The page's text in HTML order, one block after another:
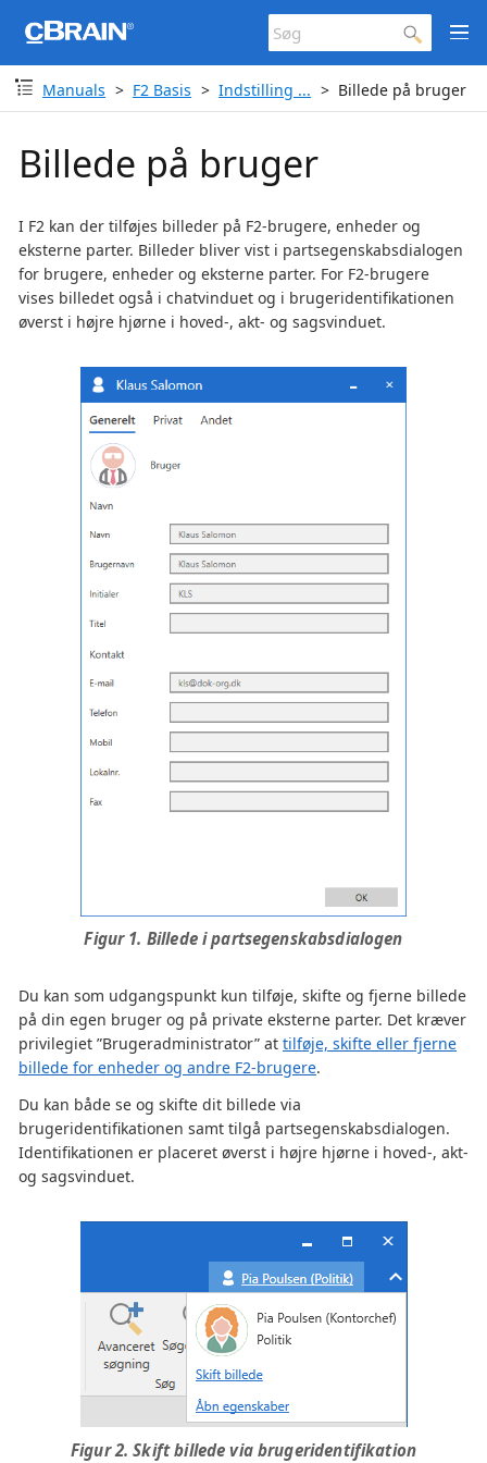
Manuals F2 Basis Indstilling ... Billede på bruger
Billede på bruger
I F2 kan der tilføjes billeder på F2-brugere, enheder og
eksterne parter. Billeder bliver vist i partsegenskabsdialogen
for brugere, enheder og eksterne parter. For F2-brugere
vises billedet også i chatvinduet og i brugeridentifikationen
øverst i højre hjørne i hoved-, akt- og sagsvinduet.
Figur 1. Billede i partsegenskabsdialogen
Du kan som udgangspunkt kun tilføje, skifte og fjerne billede
på din egen bruger og på private eksterne parter. Det kræver
privilegiet ”Brugeradministrator” at tilføje, skifte eller fjerne
billede for enheder og andre F2-brugere.
Du kan både se og skifte dit billede via
brugeridentifikationen samt tilgå partsegenskabsdialogen.
Identifikationen er placeret øverst i højre hjørne i hoved-, akt-
og sagsvinduet.
Figur 2. Skift billede via brugeridentifikation